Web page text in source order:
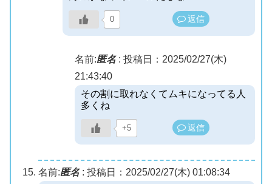
0 返信
名前:匿名: 投稿日：2025/02/27(木)
21:43:40
その割に取れなくてムキになってる人
多くね
+5 返信
名前:匿名: 投稿日：2025/02/27(木) 01:08:34